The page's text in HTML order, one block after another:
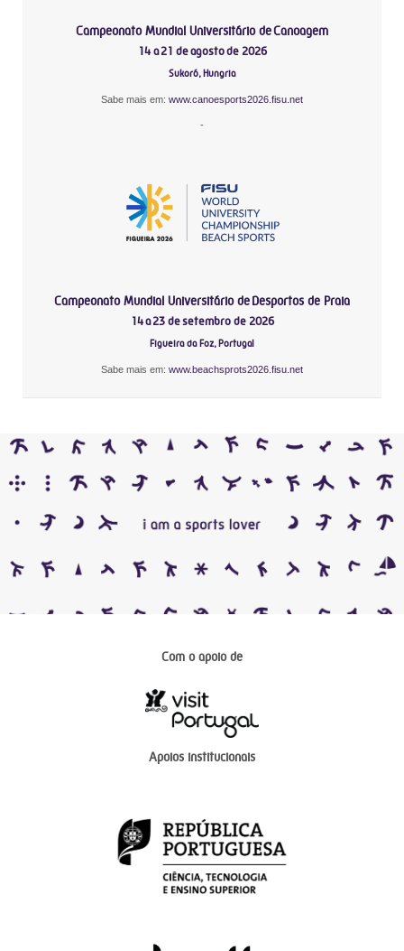
Campeonato Mundial Universitário de Canoagem
14 a 21 de agosto de 2026
Sukoró, Hungria
Sabe mais em: www.canoesports2026.fisu.net
-
Campeonato Mundial Universitário de Desportos de Praia
14 a 23 de setembro de 2026
Figueira da Foz, Portugal
Sabe mais em: www.beachsprots2026.fisu.net
Com o apoio de
Apoios institucionais